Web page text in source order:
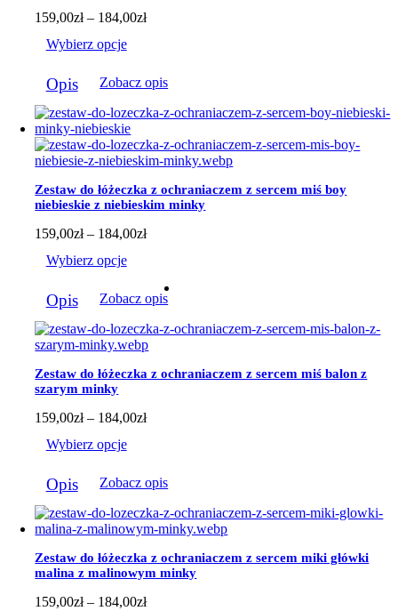
159,00zł – 184,00złZakres
do
Wybierz opcje
produkt
ma
wiele
wariantów.
Opcje
można
wybrać
na
stronie
produktu
Opis Zobacz opis
Zestaw do łóżeczka z ochraniaczem z sercem miś boy
niebieskie z niebieskim minky
159,00zł – 184,00złZakres
do
Wybierz opcje
produkt
ma
wiele
wariantów.
Opcje
można
wybrać
na
produktu
Opis Zobacz opis
Zestaw do łóżeczka z ochraniaczem z sercem miś balon z
szarym minky
159,00zł – 184,00złZakres
do
Wybierz opcje
produkt
ma
wiele
wariantów.
Opcje
można
wybrać
na
Opis Zobacz opis
Zestaw do łóżeczka z ochraniaczem z sercem miki główki
malina z malinowym minky
159,00zł – 184,00złZakres